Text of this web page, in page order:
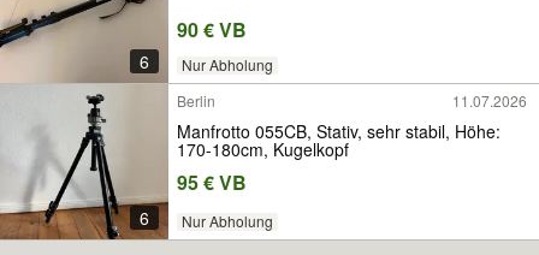
6
90 € VB
Nur Abholung
6
Berlin 11.07.2026
Manfrotto 055CB, Stativ, sehr stabil, Höhe:
170-180cm, Kugelkopf
95 € VB
Nur Abholung